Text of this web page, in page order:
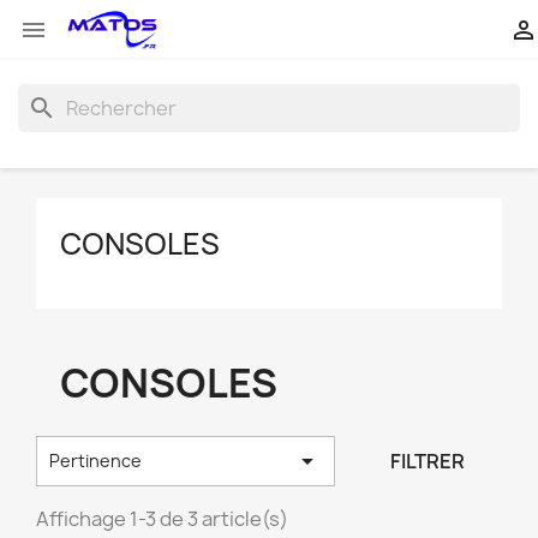
 
search
CONSOLES
CONSOLES
Pertinence  FILTRER
Affichage 1-3 de 3 article(s)